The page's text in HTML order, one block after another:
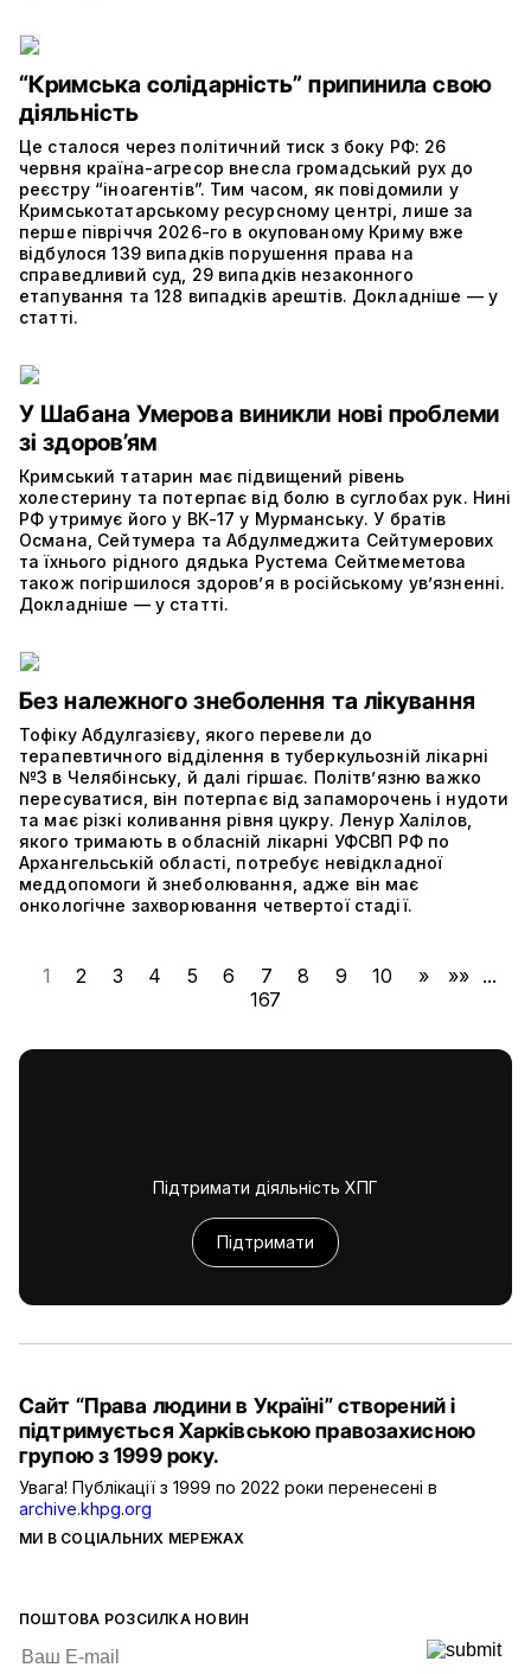
“Кримська солідарність” припинила свою
діяльність
Це сталося через політичний тиск з боку РФ: 26
червня країна-агресор внесла громадський рух до
реєстру “іноагентів”. Тим часом, як повідомили у
Кримськотатарському ресурсному центрі, лише за
перше півріччя 2026-го в окупованому Криму вже
відбулося 139 випадків порушення права на
справедливий суд, 29 випадків незаконного
етапування та 128 випадків арештів. Докладніше — у
статті.
У Шабана Умерова виникли нові проблеми
зі здоров’ям
Кримський татарин має підвищений рівень
холестерину та потерпає від болю в суглобах рук. Нині
РФ утримує його у ВК-17 у Мурманську. У братів
Османа, Сейтумера та Абдулмеджита Сейтумерових
та їхнього рідного дядька Рустема Сейтмеметова
також погіршилося здоров’я в російському ув’язненні.
Докладніше — у статті.
Без належного знеболення та лікування
Тофіку Абдулгазієву, якого перевели до
терапевтичного відділення в туберкульозній лікарні
№3 в Челябінську, й далі гіршає. Політвʼязню важко
пересуватися, він потерпає від запаморочень і нудоти
та має різкі коливання рівня цукру. Ленур Халілов,
якого тримають в обласній лікарні УФСВП РФ по
Архангельській області, потребує невідкладної
меддопомоги й знеболювання, адже він має
онкологічне захворювання четвертої стадії.
1 2 3 4 5 6 7 8 9 10 » »» ...
167
Підтримати діяльність ХПГ
Підтримати
ПОШТОВА РОЗСИЛКА НОВИН
МИ В СОЦІАЛЬНИХ МЕРЕЖАХ
Сайт “Права людини в Україні” створений і
підтримується Харківською правозахисною
групою з 1999 року.
Увага! Публікації з 1999 по 2022 роки перенесені в
archive.khpg.org